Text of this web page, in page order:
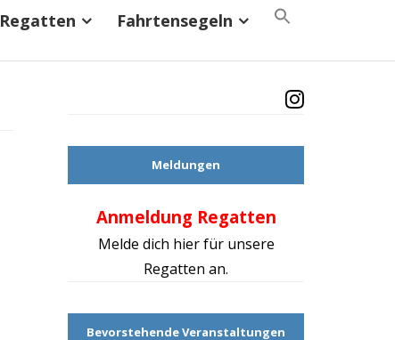
Regatten Fahrtensegeln
Meldungen
Anmeldung Regatten
Melde dich hier für unsere
Regatten an.
Bevorstehende Veranstaltungen